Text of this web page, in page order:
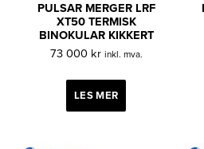
PULSAR MERGER LRF
XT50 TERMISK
BINOKULAR KIKKERT
73 000 kr inkl. mva.
LES MER